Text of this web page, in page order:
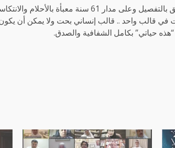
لقد ذكر في هذا العمل كل تلك الحقائق بالتفصيل وعلى
قالب واحد .. قالب إنساني بحت ولا يمكن أن يكون
حياتي” بكامل الشفافية والصدق.